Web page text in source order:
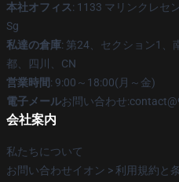
本社オフィス: 1133 マリンクレセ
Sg
私達の倉庫: 第24、セクション1、
都、四川、CN
営業時間: 9:00～18:00(月～金)
電子メールお問い合わせ
会社案内
私たちについて
お問い合わせイオン > 利用規約と